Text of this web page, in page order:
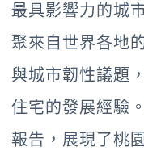
最具影響力的城
聚來自世界各地
與城市韌性議題
住宅的發展經驗
報告，展現了桃